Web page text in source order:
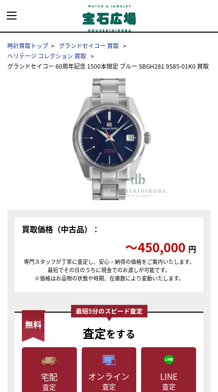
時計買取トップ
グランドセイコー 買取
ヘリテージ コレクション 買取
グランドセイコー 60周年記念 1500本限定 ブルー SBGH281 9S85-01K0 買取
買取価格（中古品）：
〜450,000 円
専門スタッフが丁寧に査定し、安心・納得の価格をご案内いたします。
最短でその日のうちに現金でのお渡しが可能です。
※価格はお品物の状態や時期、在庫数により変動いたします。
査定をする
宅配
査定
オンライン
査定
LINE
査定